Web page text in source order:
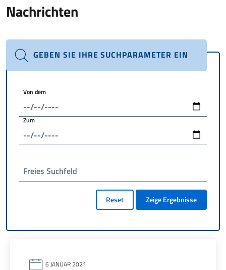
Nachrichten
GEBEN SIE IHRE SUCHPARAMETER EIN
Von dem
Zum
Freies Suchfeld
Reset Zeige Ergebnisse
6 JANUAR 2021